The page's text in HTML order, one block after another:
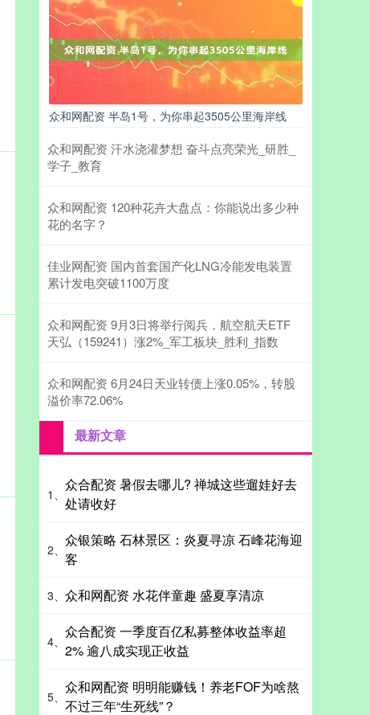
众和网配资 半岛1号，为你串起3505公里海岸线
众和网配资 汗水浇灌梦想 奋斗点亮荣光_研胜_
学子_教育
众和网配资 120种花卉大盘点：你能说出多少种
花的名字？
佳业网配资 国内首套国产化LNG冷能发电装置
累计发电突破1100万度
众和网配资 9月3日将举行阅兵，航空航天ETF
天弘（159241）涨2%_军工板块_胜利_指数
众和网配资 6月24日天业转债上涨0.05%，转股
溢价率72.06%
最新文章
1、
众合配资 暑假去哪儿? 禅城这些遛娃好去
处请收好
2、
众银策略 石林景区：炎夏寻凉 石峰花海迎
客
3、 众和网配资 水花伴童趣 盛夏享清凉
4、
众合配资 一季度百亿私募整体收益率超
2% 逾八成实现正收益
5、
众和网配资 明明能赚钱！养老FOF为啥熬
不过三年“生死线”？